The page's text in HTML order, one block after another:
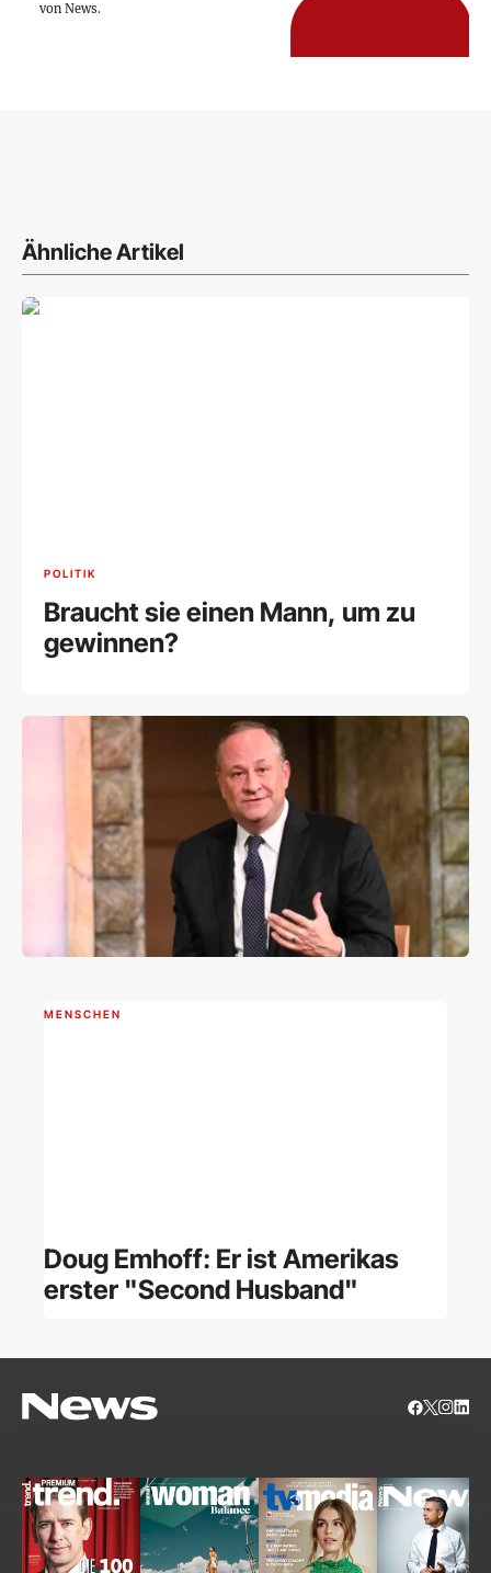
von News.
Ähnliche Artikel
POLITIK
Braucht sie einen Mann, um zu
gewinnen?
MENSCHEN
Doug Emhoff: Er ist Amerikas
erster "Second Husband"